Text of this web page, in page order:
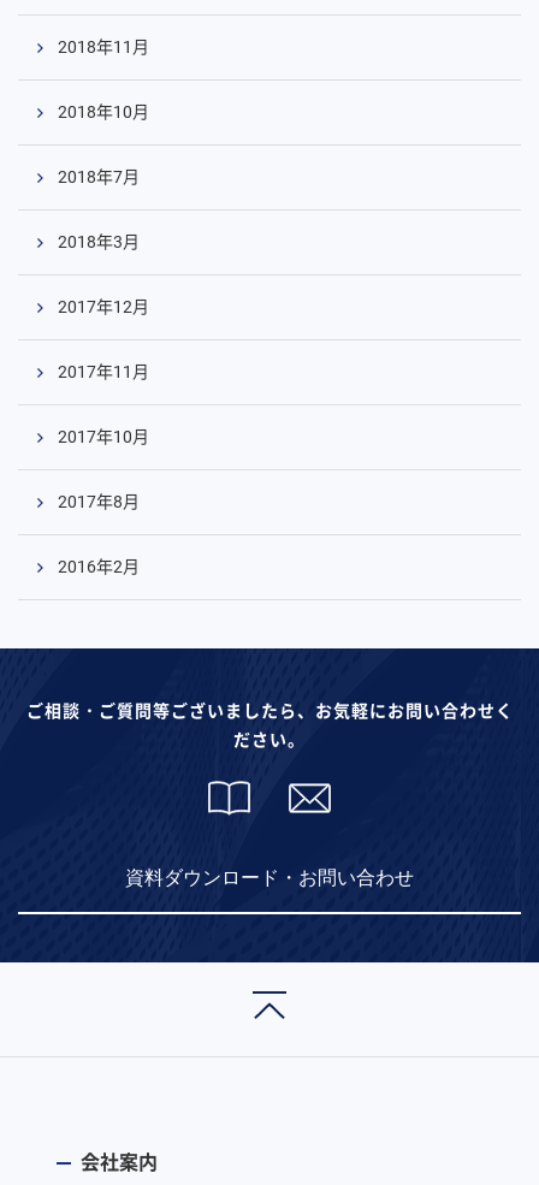
2018年11月
2018年10月
2018年7月
2018年3月
2017年12月
2017年11月
2017年10月
2017年8月
2016年2月
ご相談・ご質問等ございましたら、お気軽にお問い合わせく
ださい。
資料ダウンロード・お問い合わせ
会社案内